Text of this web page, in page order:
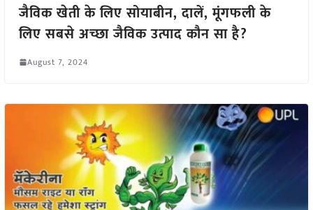
जैविक खेती के लिए सोयाबीन, दालें, मूंगफली के
लिए सबसे अच्छा जैविक उत्पाद कौन सा है?
August 7, 2024